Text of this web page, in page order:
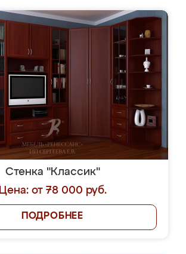
Стенка "Классик"
Цена: от 78 000 руб.
ПОДРОБНЕЕ